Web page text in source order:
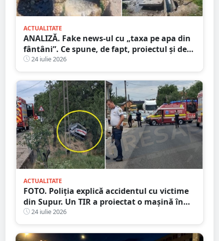
ACTUALITATE
ANALIZĂ. Fake news-ul cu „taxa pe apa din
fântâni”. Ce spune, de fapt, proiectul și de
unde a pornit dezinformarea
24 iulie 2026
ACTUALITATE
FOTO. Poliția explică accidentul cu victime
din Supur. Un TIR a proiectat o mașină în
șanț24 iulie 2026